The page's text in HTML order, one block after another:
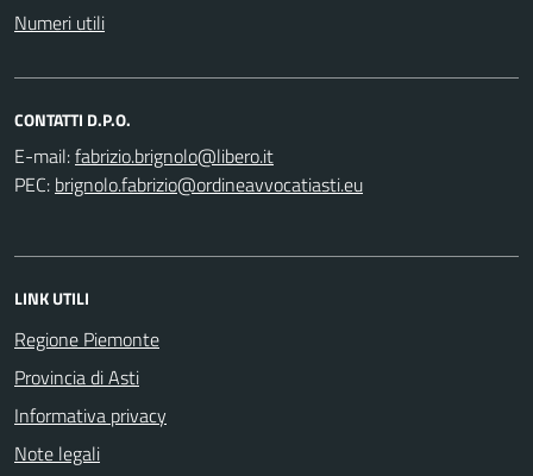
Numeri utili
CONTATTI D.P.O.
E-mail:
PEC:
LINK UTILI
Regione Piemonte
Provincia di Asti
Informativa privacy
Note legali